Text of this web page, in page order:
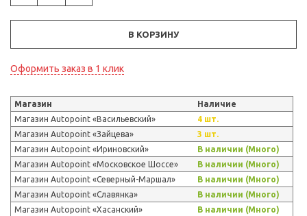
В КОРЗИНУ
Оформить заказ в 1 клик
Магазин
Наличие
Магазин Autopoint «Васильевский»
4 шт.
Магазин Autopoint «Зайцева»
3 шт.
Магазин Autopoint «Ириновский»
В наличии (Много)
Магазин Autopoint «Московское Шоссе»
В наличии (Много)
Магазин Autopoint «Северный-Маршал»
В наличии (Много)
Магазин Autopoint «Славянка»
В наличии (Много)
Магазин Autopoint «Хасанский»
В наличии (Много)